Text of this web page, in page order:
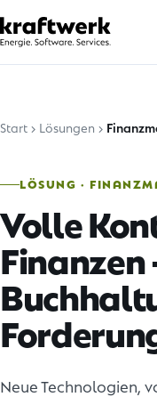
Start Lösungen
LÖSUNG ·
Volle
Neue Technologien,